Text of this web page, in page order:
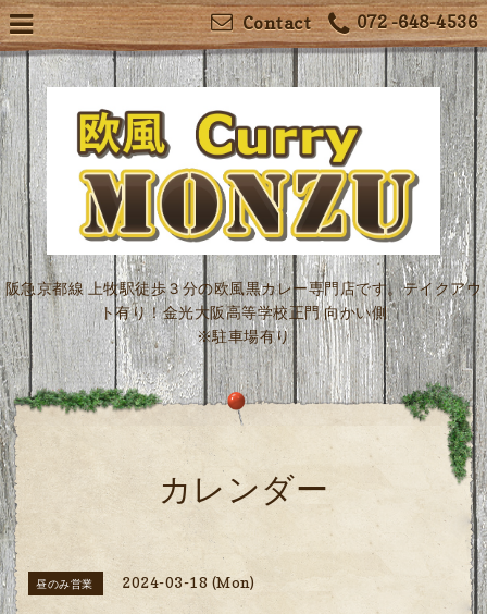
072 -648-4536
Contact
阪急京都線 上牧駅徒歩３分の欧風黒カレー専門店です。テイクアウ
ト有り！金光大阪高等学校正門 向かい側
※駐車場有り
カレンダー
昼のみ営業 2024-03-18 (Mon)